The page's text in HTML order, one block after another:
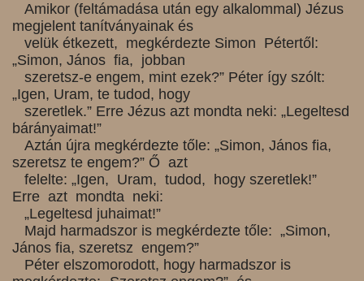
Amikor (feltámadása után egy alkalommal) Jézus
megjelent tanítványainak és
velük étkezett, megkérdezte Simon Pétertől:
„Simon, János fia, jobban
szeretsz-e engem, mint ezek?” Péter így szólt:
„Igen, Uram, te tudod, hogy
szeretlek.” Erre Jézus azt mondta neki: „Legeltesd
bárányaimat!”
Aztán újra megkérdezte tőle: „Simon, János fia,
szeretsz te engem?” Ő azt
felelte: „Igen, Uram, tudod, hogy szeretlek!”
Erre azt mondta neki:
„Legeltesd juhaimat!”
Majd harmadszor is megkérdezte tőle: „Simon,
János fia, szeretsz engem?”
Péter elszomorodott, hogy harmadszor is